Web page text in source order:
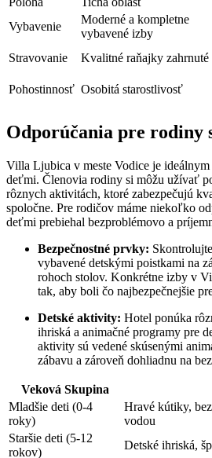
Vybavenie
Moderné a kompletne
vybavené izby
Stravovanie Kvalitné raňajky zahrnuté
Pohostinnosť Osobitá starostlivosť
Odporúčania pre rodiny
Villa Ljubica v meste Vodice je
deťmi. Členovia rodiny si môžu užívať
rôznych aktivitách, ktoré zabezpečujú
spoločne. Pre rodičov máme niekoľko
deťmi prebiehal bezproblémovo a
Bezpečnostné prvky:
vybavené detskými poistkami na
rohoch stolov. Konkrétne izby v
tak, aby boli čo najbezpečnejšie
Detské aktivity: Hotel ponúka
ihriská a animačné programy pre
aktivity sú vedené skúsenými
zábavu a zároveň dohliadnu na
Veková Skupina
Mladšie deti (0-4
roky)
Hravé kútiky,
vodou
Staršie deti (5-12
rokov)
Detské ihriská,